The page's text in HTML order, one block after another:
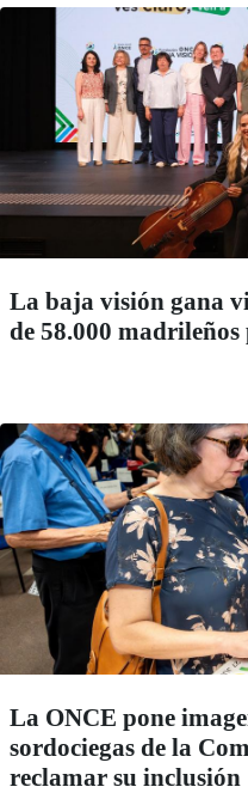
La baja visión gana
de 58.000
La ONCE pone
sordociegas de la
reclamar su inclusión